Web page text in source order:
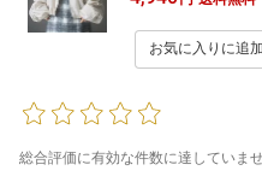
ト【送料無料】
お気に入りに追加
総合評価に有効な件数に達していま